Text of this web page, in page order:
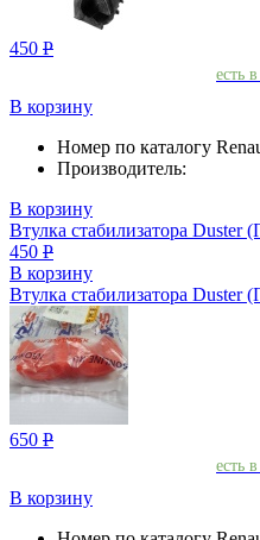
450 Р
есть
В корзину
Номер по каталогу
Производитель:
В корзину
Втулка стабилизатора Duster
450 Р
В корзину
Втулка стабилизатора Duster
650 Р
есть
В корзину